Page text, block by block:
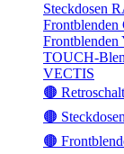
Steckdosen
TOUCH-
VECTIS
🟤
🟤
🟤